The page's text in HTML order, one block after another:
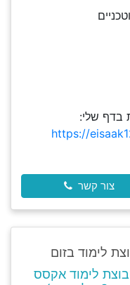
בדף שלי:
https://
צור קשר
לימוד בזום
לימוד אקסס